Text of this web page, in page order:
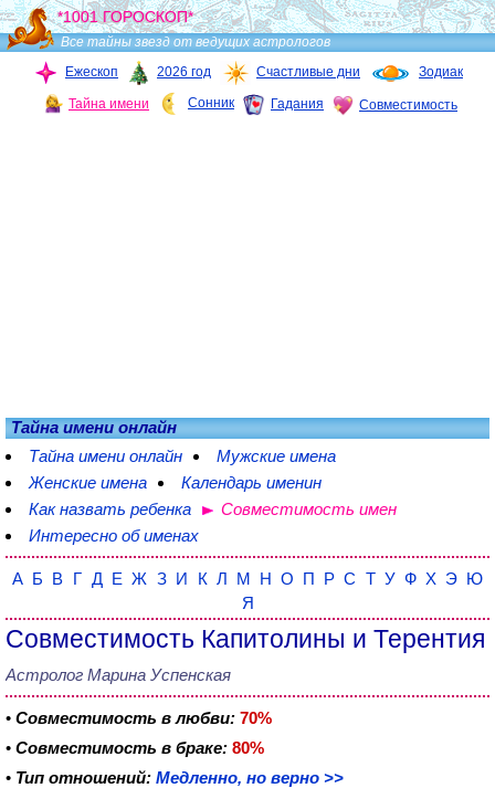
*1001 ГОРОСКОП*
Все тайны звезд от ведущих астрологов
Ежескоп
2026 год Счастливые дни Зодиак
Тайна имени Сонник Гадания Совместимость
Тайна имени онлайн
Тайна имени онлайн
Мужские имена
Женские имена
Календарь именин
Как назвать ребенка
Совместимость имен
Интересно об именах
А Б В Г Д Е Ж З И К Л М Н О П Р С Т У Ф Х Э Ю
Я
Совместимость Капитолины и Терентия
Астролог Марина Успенская
• Совместимость в любви: 70%
• Совместимость в браке: 80%
• Тип отношений: Медленно, но верно >>